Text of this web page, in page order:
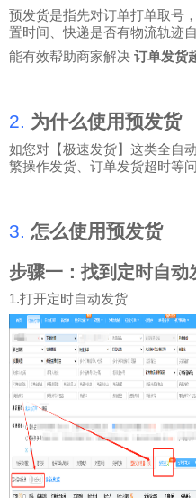
预发货是指先对订单打单取号
置时间、快递是否有物流轨迹
能有效帮助商家解决 订单发货
2. 为什么使用预发货
如您对【极速发货】这类全自
繁操作发货、订单发货超时等
3. 怎么使用预发货
步骤一：找到定时自动
1.打开定时自动发货